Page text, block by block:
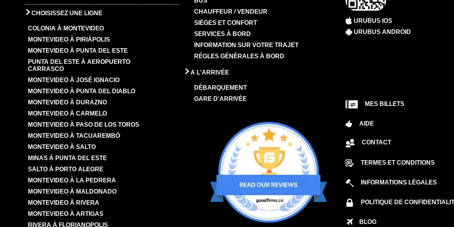
CHOISISSEZ UNE LIGNE
COLONIA À MONTEVIDEO
MONTEVIDEO À PIRIÁPOLIS
MONTEVIDEO À PUNTA DEL ESTE
PUNTA DEL ESTE À AEROPUERTO
CARRASCO
MONTEVIDEO À JOSÉ IGNACIO
MONTEVIDEO À PUNTA DEL DIABLO
MONTEVIDEO À DURAZNO
MONTEVIDEO À CARMELO
MONTEVIDEO À PASO DE LOS TOROS
MONTEVIDEO À TACUAREMBÓ
MONTEVIDEO À SALTO
MINAS À PUNTA DEL ESTE
SALTO À PORTO ALEGRE
MONTEVIDEO À LA PEDRERA
MONTEVIDEO À MALDONADO
MONTEVIDEO À RIVERA
MONTEVIDEO À ARTIGAS
RIVERA À FLORIANOPOLIS
CHAUFFEUR / VENDEUR
SIÈGES ET CONFORT
SERVICES À BORD
INFORMATION SUR VOTRE TRAJET
RÈGLES GÉNÉRALES À BORD
A L'ARRIVÉE
DÉBARQUEMENT
GARE D'ARRIVÉE
URUBUS IOS
URUBUS ANDROID
MES BILLETS
AIDE
CONTACT
TERMES ET CONDITIONS
INFORMATIONS LÉGALES
POLITIQUE DE
BLOG